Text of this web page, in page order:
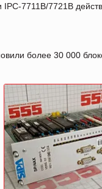
7711B/7721B
более 30 000